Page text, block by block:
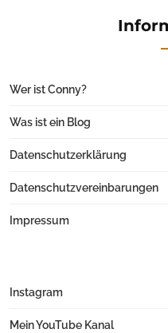
Wer ist Conny?
Was ist ein Blog
Datenschutzerklärung
Datenschutzvereinbarungen
Impressum
Instagram
Mein YouTube Kanal